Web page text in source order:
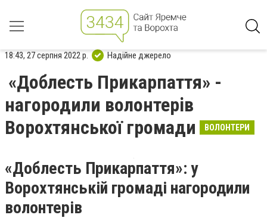
18:43, 27 серпня 2022 р. Надійне джерело
«Доблесть Прикарпаття» -
нагородили волонтерів
Ворохтянської громади
ВОЛОНТЕРИ
«Доблесть Прикарпаття»: у
Ворохтянській громаді нагородили
волонтерів